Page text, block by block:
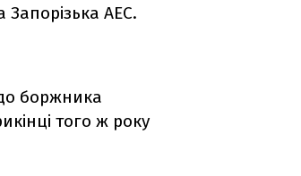
Запорізька АЕС.
боржника
того ж року